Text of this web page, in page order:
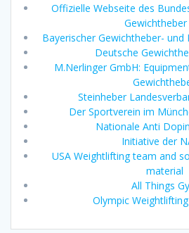
Offizielle Webseite des
Gewichtheber
Bayerischer Gewichtheber- und
Deutsche
M.Nerlinger GmbH:
Steinheber
Der Sportverein im
Nationale Anti
Initiative der
USA Weightlifting team and
material
All Things
Olympic